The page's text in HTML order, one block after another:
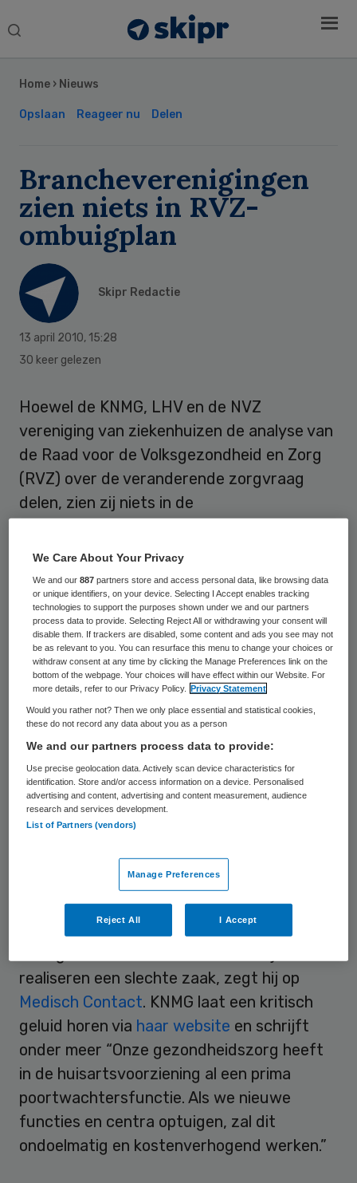
Search
Home › Nieuws
Opslaan Reageer nu Delen
Brancheverenigingen
zien niets in RVZ-
ombuigplan
Skipr Redactie
13 april 2010, 15:28
30 keer gelezen
Hoewel de KNMG, LHV en de NVZ
vereniging van ziekenhuizen de analyse van
de Raad voor de Volksgezondheid en Zorg
(RVZ) over de veranderende zorgvraag
delen, zien zij niets in de
ogen heeft.
Inloopcentra voor welzijn en zorg
Volgens de RVZmoet de aandacht
verschuiven van zorg en ziekte naar
gezondheid en gedrag. Diagnose en
behandelingmoet eerder, sneller en beter.
Het inrichten van laagdrempelige
inloopcentra voor welzijn en zorg, waar
relatief simpele medische controles worden
uitgevoerd en mensen advies kunnen
krijgen over eten en bewegen, is één van de
mogelijkheden die de RVZ daartoe wil
onderzoeken is. De LHV voelt niet voor
inloopcentra. LHV-voorman Steven van
Eijck vindt het RVZ-plan om inloopcentra
realiseren een slechte zaak, zegt hij op
Medisch Contact. KNMG laat een kritisch
geluid horen via haar website en schrijft
onder meer “Onze gezondheidszorg heeft
in de huisartsvoorziening al een prima
poortwachtersfunctie. Als we nieuwe
functies en centra optuigen, zal dit
ondoelmatig en kostenverhogend werken.”
Sidebar
We Care About Your Privacy
We and our887 partners store and access personal data, like browsing data
or unique identifiers, on your device. Selecting I Accept enables tracking
technologies to support the purposes shown under we and our partners
process data to provide. Selecting Reject All or withdrawing your consent will
disable them. If trackers are disabled, some content and ads you see may not
be as relevant to you. You can resurface this menu to change your choices or
withdraw consent at any time by clicking the Manage Preferences link on the
bottom of the webpage. Your choices will have effect within our Website. For
more details, refer to our Privacy Policy.
Privacy Statement
Would you rather not? Then we only place essential and statistical cookies,
these do not record any data about you as a person
We and our partners process data to provide:
Use precise geolocation data. Actively scan device characteristics for
identification. Store and/or access information on a device. Personalised
advertising and content, advertising and content measurement, audience
research and services development.
List of Partners (vendors)
Manage Preferences
Reject All I Accept